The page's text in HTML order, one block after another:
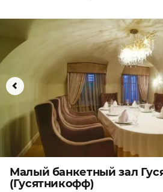
Малый банкетный зал
(Гусятникофф)